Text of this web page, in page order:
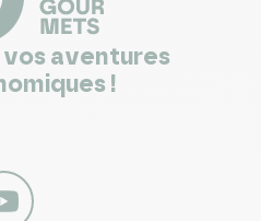
vos aventures
!